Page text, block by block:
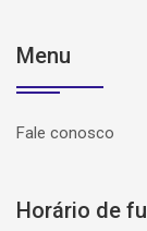
Menu
Fale conosco
Horário de